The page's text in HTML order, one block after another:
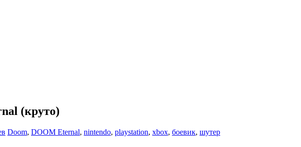
(круто)
Doom, DOOM Eternal, nintendo, playstation, xbox, боевик, шутер